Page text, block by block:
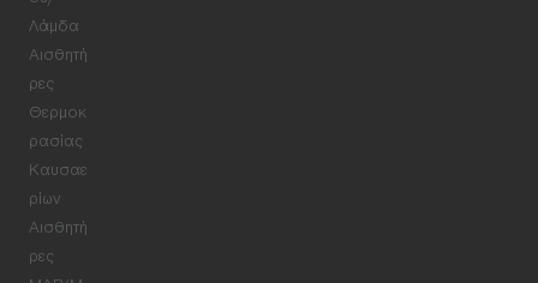
Λάμδα
Αισθητή
ρες
Θερμοκ
ρασίας
Καυσαε
ρίων
Αισθητή
ρες